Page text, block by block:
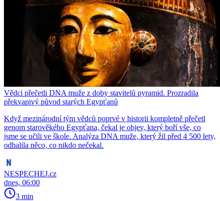
Vědci přečetli DNA muže z doby stavitelů pyramid. Prozradila
překvapivý původ starých Egypťanů
Když mezinárodní tým vědců poprvé v historii kompletně přečetl
genom starověkého Egypťana, čekal je objev, který boří vše, co
jsme se učili ve škole. Analýza DNA muže, který žil před 4 500 lety,
odhalila něco, co nikdo nečekal.
NESPECHEJ.cz
dnes, 06:00
3 min